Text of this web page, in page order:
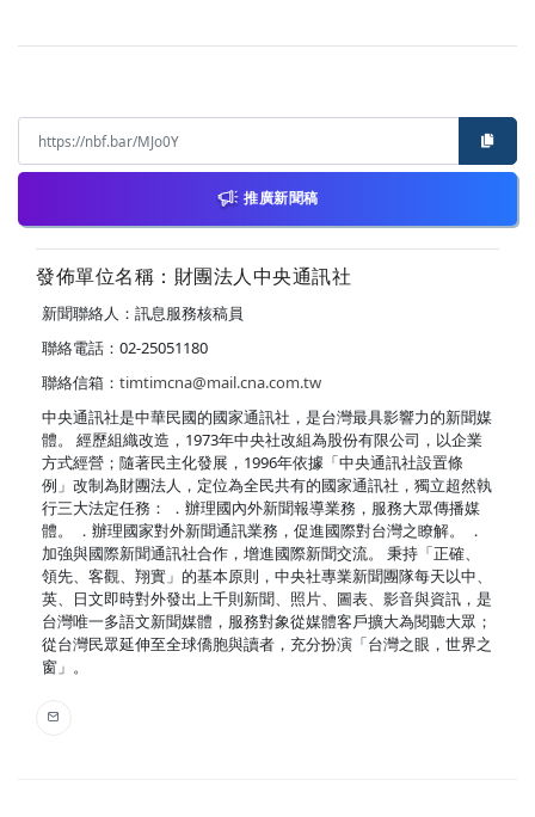
推廣新聞稿
發佈單位名稱：財團法人中央通訊社
新聞聯絡人：訊息服務核稿員
聯絡電話：02-25051180
聯絡信箱： timtimcna@mail.cna.com.tw
中央通訊社是中華民國的國家通訊社，是台灣最具影響力的新聞媒
體。 經歷組織改造，1973年中央社改組為股份有限公司，以企業
方式經營；隨著民主化發展，1996年依據「中央通訊社設置條
例」改制為財團法人，定位為全民共有的國家通訊社，獨立超然執
行三大法定任務： ．辦理國內外新聞報導業務，服務大眾傳播媒
體。 ．辦理國家對外新聞通訊業務，促進國際對台灣之瞭解。 ．
加強與國際新聞通訊社合作，增進國際新聞交流。 秉持「正確、
領先、客觀、翔實」的基本原則，中央社專業新聞團隊每天以中、
英、日文即時對外發出上千則新聞、照片、圖表、影音與資訊，是
台灣唯一多語文新聞媒體，服務對象從媒體客戶擴大為閱聽大眾；
從台灣民眾延伸至全球僑胞與讀者，充分扮演「台灣之眼，世界之
窗」。